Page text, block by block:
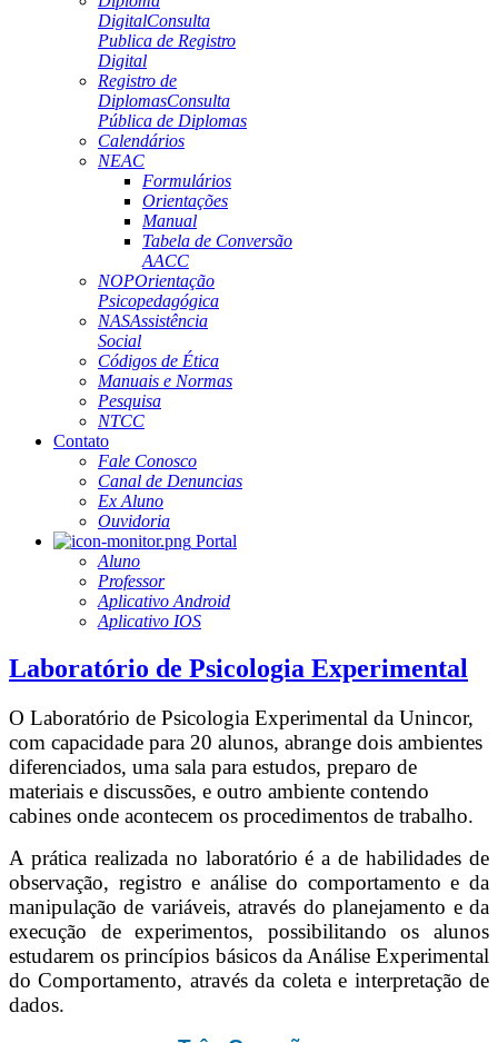
DigitalConsulta
Publica de Registro
Digital
Registro de
DiplomasConsulta
Pública de Diplomas
Calendários
NEAC
Formulários
Orientações
Manual
Tabela de Conversão
AACC
NOPOrientação
Psicopedagógica
NASAssistência
Social
Códigos de Ética
Manuais e Normas
Pesquisa
NTCC
Contato
Fale Conosco
Canal de Denuncias
Ex Aluno
Ouvidoria
Portal
Aluno
Professor
Aplicativo Android
Aplicativo IOS
Laboratório de Psicologia Experimental
O Laboratório de Psicologia Experimental da Unincor,
com capacidade para 20 alunos, abrange dois ambientes
diferenciados, uma sala para estudos, preparo de
materiais e discussões, e outro ambiente contendo
cabines onde acontecem os procedimentos de trabalho.
A prática realizada no laboratório é a de habilidades de
observação, registro e análise do comportamento e da
manipulação de variáveis, através do planejamento e da
execução de experimentos, possibilitando os alunos
estudarem os princípios básicos da Análise Experimental
do Comportamento, através da coleta e interpretação de
dados.